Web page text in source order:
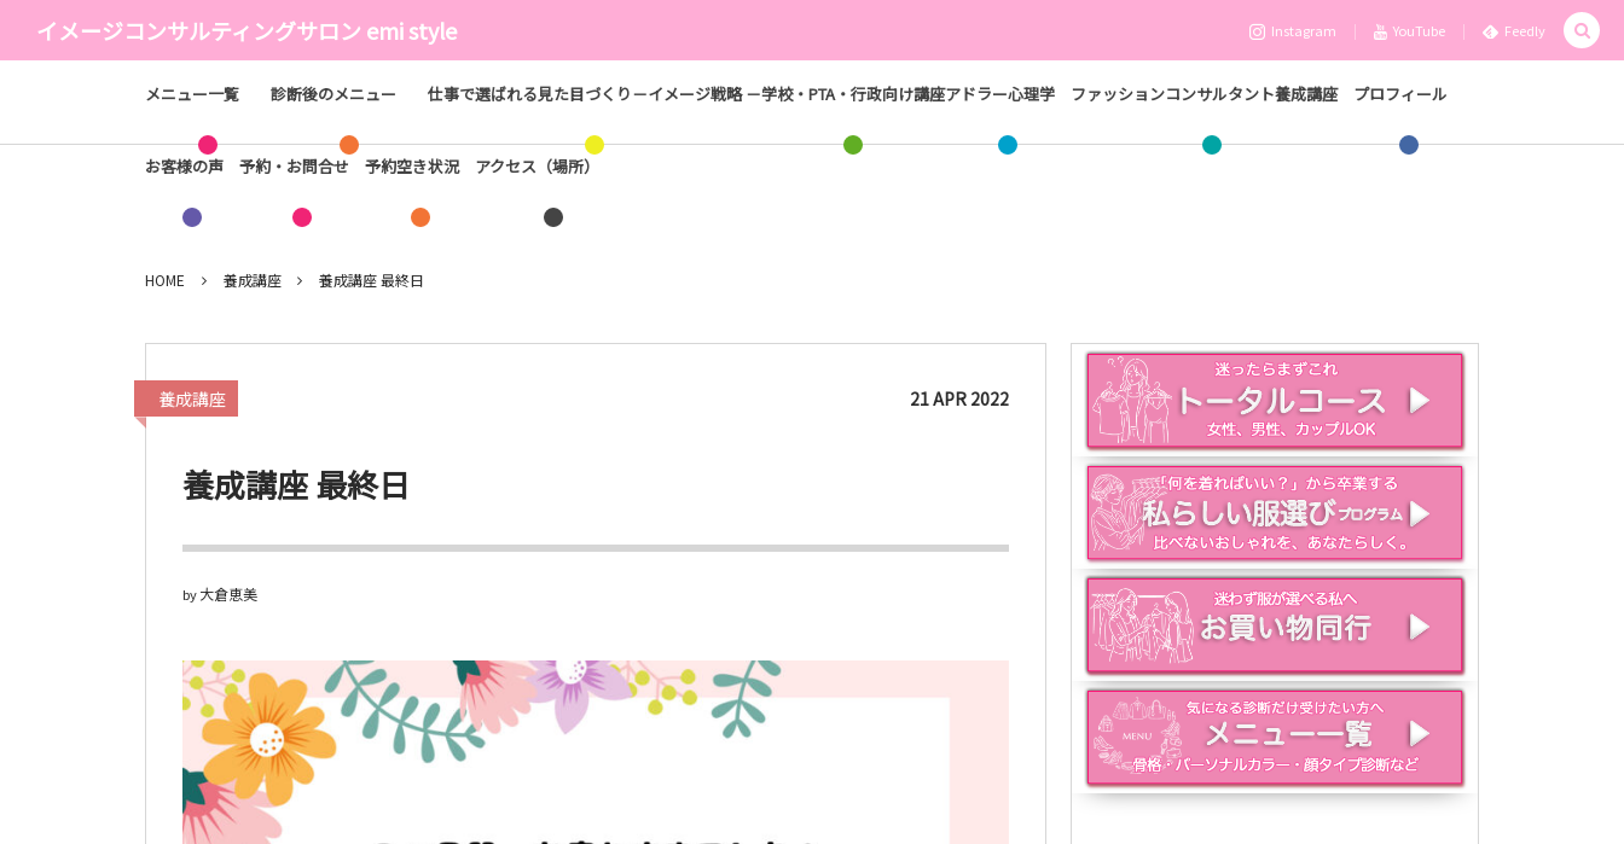
イメージコンサルティングサロン emi style Instagram YouTube Feedly
メニュー一覧 診断後のメニュー 仕事で選ばれる見た目づくり－イメージ戦略 －学校・PTA・行政向け講座アドラー心理学 ファッションコンサルタント養成講座 プロフィール
お客様の声 予約・お問合せ 予約空き状況 アクセス（場所）
HOME 養成講座 養成講座 最終日
養成講座 21APR 2022
養成講座 最終日
by大倉恵美